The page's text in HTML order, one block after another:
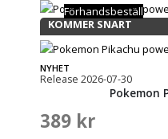
KOMMER SNART
NYHET
Release 2026-07-30
Förhandsbeställ
Pokemon
389 kr